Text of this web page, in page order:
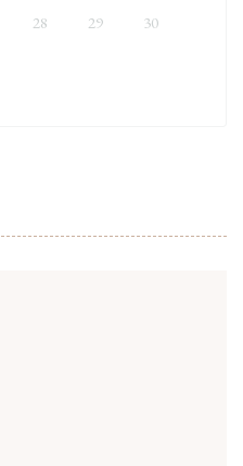
28 29 30